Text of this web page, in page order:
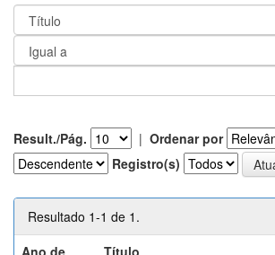
Result./Pág. | Ordenar por
Registro(s)
Resultado 1-1 de 1.
Ano de
Título